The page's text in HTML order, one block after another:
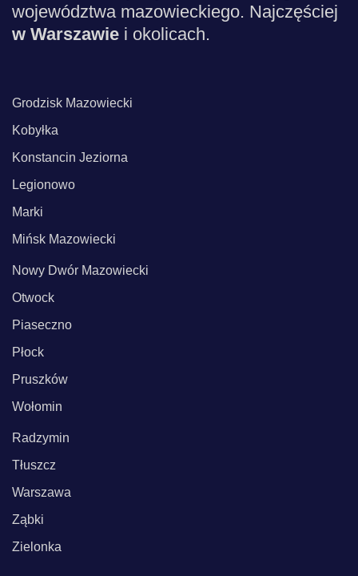
województwa mazowieckiego. Najczęściej
w Warszawie i okolicach.
Grodzisk Mazowiecki
Kobyłka
Konstancin Jeziorna
Legionowo
Marki
Mińsk Mazowiecki
Nowy Dwór Mazowiecki
Otwock
Piaseczno
Płock
Pruszków
Wołomin
Radzymin
Tłuszcz
Warszawa
Ząbki
Zielonka